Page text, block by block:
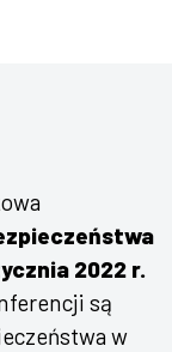
2022 r.
są
w